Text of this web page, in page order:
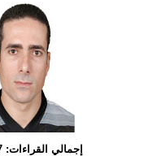
إجمالي القراءات: 1,446,037